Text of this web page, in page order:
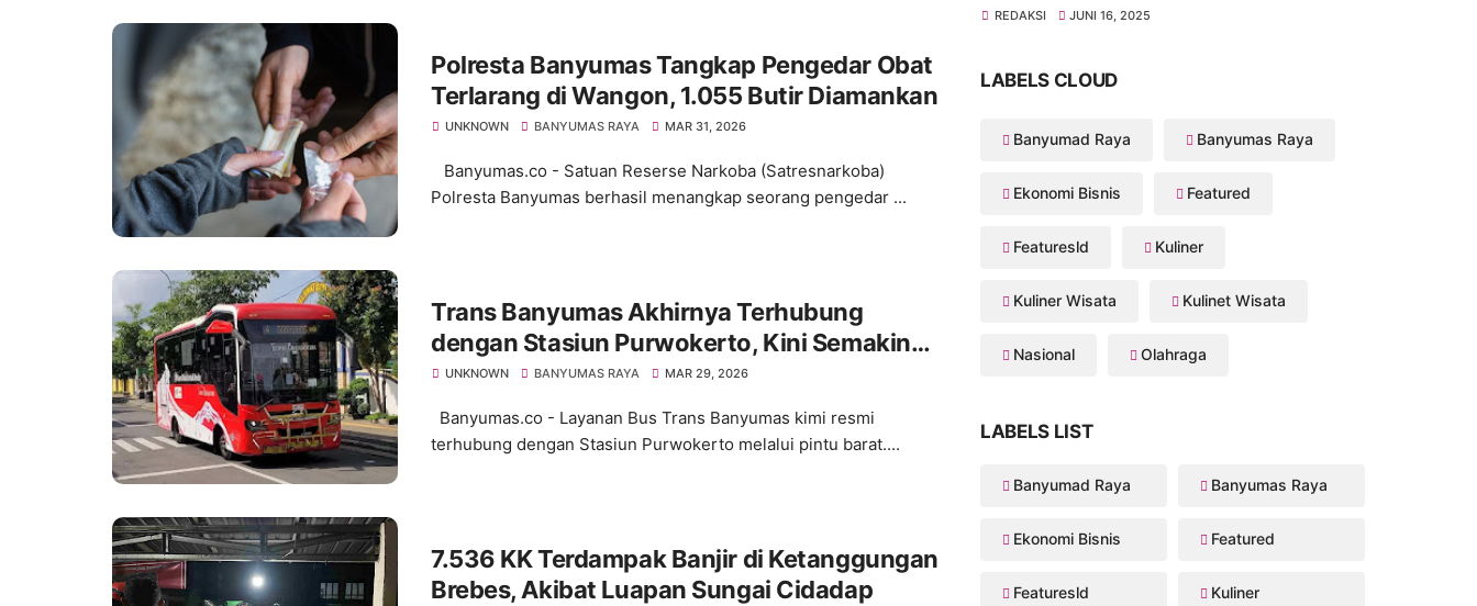
Polresta Banyumas Tangkap Pengedar Obat
Terlarang di Wangon, 1.055 Butir Diamankan
UNKNOWN BANYUMAS RAYA MAR 31, 2026
Banyumas.co - Satuan Reserse Narkoba (Satresnarkoba)
Polresta Banyumas berhasil menangkap seorang pengedar ...
Trans Banyumas Akhirnya Terhubung
dengan Stasiun Purwokerto, Kini Semakin
Luas Jangkauannya
UNKNOWN BANYUMAS RAYA MAR 29, 2026
Banyumas.co - Layanan Bus Trans Banyumas kimi resmi
terhubung dengan Stasiun Purwokerto melalui pintu barat....
7.536 KK Terdampak Banjir di Ketanggungan
Brebes, Akibat Luapan Sungai Cidadap
REDAKSI JUNI 16, 2025
LABELS CLOUD
Banyumad Raya Banyumas Raya
Ekonomi Bisnis Featured
Featuresld Kuliner
Kuliner Wisata Kulinet Wisata
Nasional Olahraga
LABELS LIST
Banyumad Raya Banyumas Raya
Ekonomi Bisnis Featured
Featuresld Kuliner